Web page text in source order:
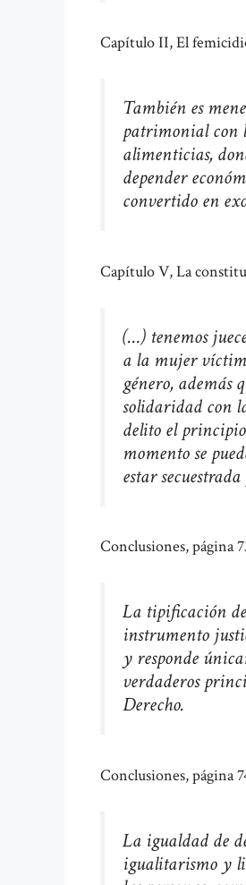
Capítulo II, El
También es
patrimonial con
alimenticias,
depender
convertido en
Capítulo V, La
(…) tenemos
a la mujer
género, además
solidaridad con
delito el
momento se
estar
Conclusiones, página
La tipificación
instrumento
y responde
verdaderos
Derecho.
Conclusiones, página
La igualdad de
igualitarismo y